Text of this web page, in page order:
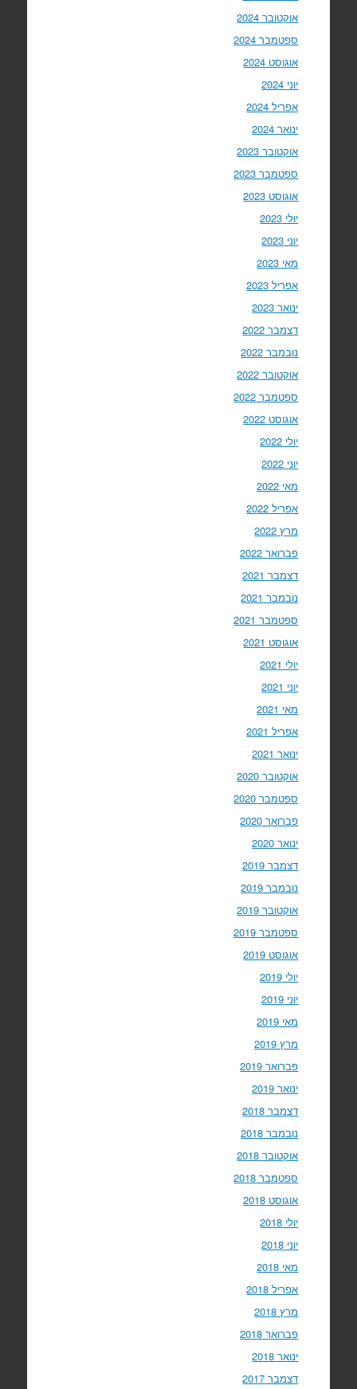
אוקטובר 2024
ספטמבר 2024
אוגוסט 2024
יוני 2024
אפריל 2024
ינואר 2024
אוקטובר 2023
ספטמבר 2023
אוגוסט 2023
יולי 2023
יוני 2023
מאי 2023
אפריל 2023
ינואר 2023
דצמבר 2022
נובמבר 2022
אוקטובר 2022
ספטמבר 2022
אוגוסט 2022
יולי 2022
יוני 2022
מאי 2022
אפריל 2022
מרץ 2022
פברואר 2022
דצמבר 2021
נובמבר 2021
ספטמבר 2021
אוגוסט 2021
יולי 2021
יוני 2021
מאי 2021
אפריל 2021
ינואר 2021
אוקטובר 2020
ספטמבר 2020
פברואר 2020
ינואר 2020
דצמבר 2019
נובמבר 2019
אוקטובר 2019
ספטמבר 2019
אוגוסט 2019
יולי 2019
יוני 2019
מאי 2019
מרץ 2019
פברואר 2019
ינואר 2019
דצמבר 2018
נובמבר 2018
אוקטובר 2018
ספטמבר 2018
אוגוסט 2018
יולי 2018
יוני 2018
מאי 2018
אפריל 2018
מרץ 2018
פברואר 2018
ינואר 2018
דצמבר 2017